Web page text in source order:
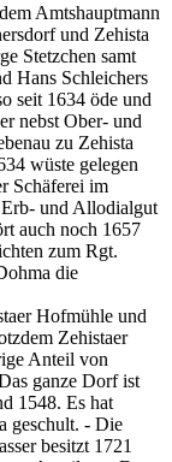
Amtshauptmann
und Zehista
Stetzchen samt
Hans Schleichers
seit 1634 öde und
nebst Ober- und
zu Zehista
wüste gelegen
Schäferei im
und Allodialgut
auch noch 1657
zum Rgt.
die
Hofmühle und
Zehistaer
Anteil von
ganze Dorf ist
1548. Es hat
geschult. - Die
besitzt 1721